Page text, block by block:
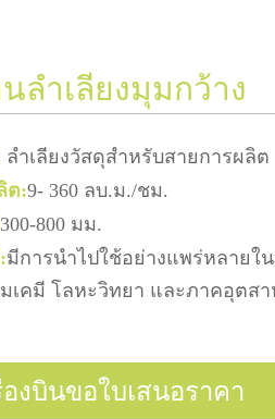
ลำเลียงมุมกว้าง
ลำเลียงวัสดุสำหรับสายการผลิต
ต:9- 360 ลบ.ม./ชม.
300-800 มม.
มีการนำไปใช้อย่างแพร่หลายใ
เคมี โลหะวิทยา และภาคอุตส
ขอใบเสนอราคา